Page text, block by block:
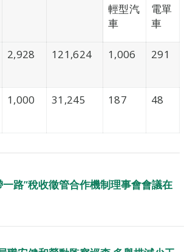
輕型汽
車
電單
車
2,928 121,624 1,006 291
1,000 31,245 187 48
一路”稅收徵管合作機制理事會會議在